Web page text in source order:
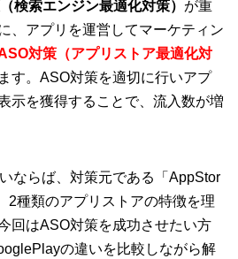
検索エンジン最適化対策） が重
、アプリを運営してマーケティン
対策（アプリストア最適化対
す。ASO対策を適切に行いアプ
示を獲得することで、流入数が増
ならば、対策元である「AppStor
2種類のアプリストアの特徴を理
回はASO対策を成功させたい方
の違いを比較しながら解